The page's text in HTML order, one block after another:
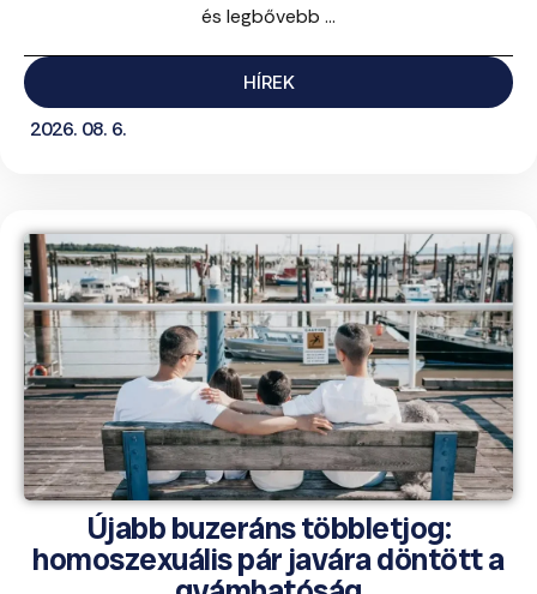
és legbővebb ...
HÍREK
2026. 08. 6.
Újabb buzeráns többletjog:
homoszexuális pár javára döntött a